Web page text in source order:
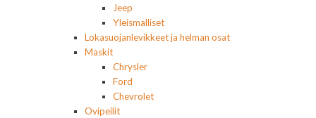
Jeep
Yleismalliset
Lokasuojanlevikkeet ja helman osat
Maskit
Chrysler
Ford
Chevrolet
Ovipeilit